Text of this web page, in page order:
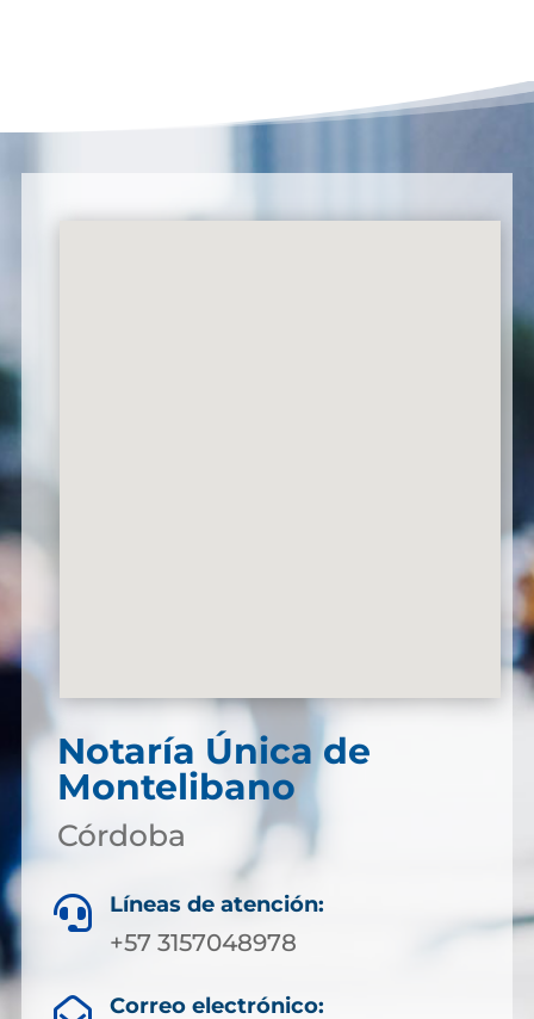
Notaría Única de
Montelibano
Córdoba
 Líneas de atención:
+57 3157048978
Correo electrónico: